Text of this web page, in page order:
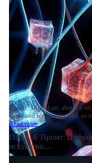
Промт: Digital art, abstract
algae and ice chunks with an
Read more
DALL-E Промт:
искусство,…